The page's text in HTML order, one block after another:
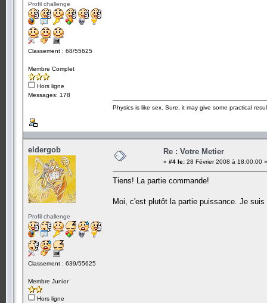
Profil challenge
Classement : 68/55625
Membre Complet
Hors ligne
Messages: 178
Physics is like sex. Sure, it may give some practical
eldergob
Profil challenge
Classement : 639/55625
Membre Junior
Hors ligne
Re : Votre Metier
« #4 le: 28 Février 2008 à 18:00:00 »
Tiens! La partie commande!
Moi, c'est plutôt la partie puissance. Je